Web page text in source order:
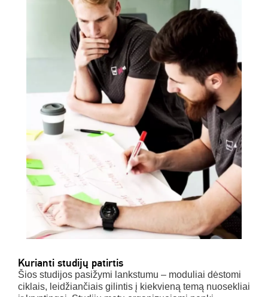
Kurianti studijų patirtis
Šios studijos pasižymi lankstumu – moduliai dėstomi
ciklais, leidžiančiais gilintis į kiekvieną temą nuosekliai